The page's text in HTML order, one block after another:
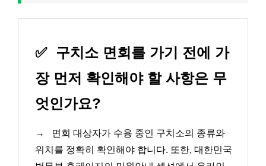
✅
구치소 면회를 가기 전에 가
장 먼저 확인해야 할 사항은 무
엇인가요?
→
면회 대상자가 수용 중인 구치소의 종류와
위치를 정확히 확인해야 합니다. 또한, 대한민국